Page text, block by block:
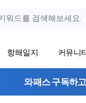
항해일지 커뮤니티
와패스 구독하